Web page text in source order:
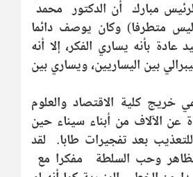
مبارك أن الدكتور محمد
متطرفا) وكان يوصف دائما
عادة بأنه يساري الفكر، إلا أنه
بين اليساريين، ويساري بين
خريج كلية الاقتصاد والعلوم
عن الآلاف من أبناء سيناء حين
بعد تفجيرات طابا. لقد
وحب السلطة مفكرا مع